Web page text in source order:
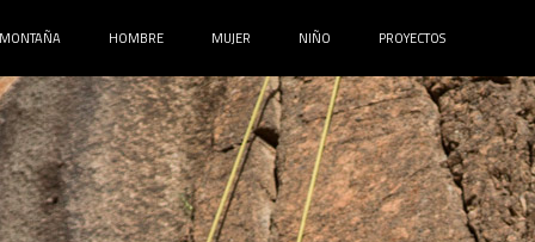
MONTAÑA HOMBRE MUJER NIÑO PROYECTOS